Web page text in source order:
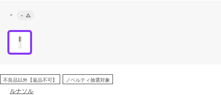
- - △
不良品以外【返品不可】 ノベルティ抽選対象
ルナソル